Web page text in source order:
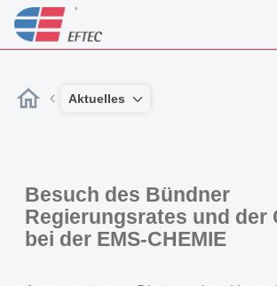
Aktuelles
Besuch des Bündner
Regierungsrates und der
bei der EMS-CHEMIE